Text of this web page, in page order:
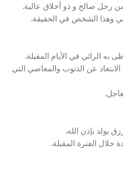
رجل صالح و ذو أخلاق عالية.
وهذا الشخص في الحقيقة.
الرائي في الأيام المقبلة.
عن الذنوب والمعاصي التي
بولد بإذن الله.
خلال الفترة المقبلة.